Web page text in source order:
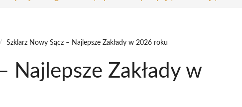
/ Szklarz Nowy Sącz – Najlepsze Zakłady w 2026 roku
Najlepsze Zakłady w